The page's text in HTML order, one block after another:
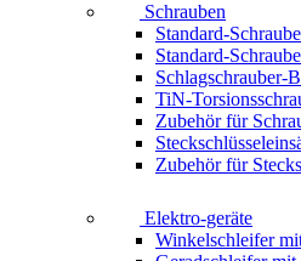
Schrauben
Standard-
Standard-
Schlagschrauber-
TiN-
Zubehör für
Zubehör für
Elektro-geräte
Winkelschleifer